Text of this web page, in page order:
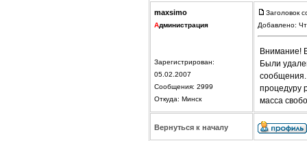
maxsimo
Администрация
Зарегистрирован:
05.02.2007
Сообщения: 2999
Откуда: Минск
Заголовок
Добавлено:
Внимание!
Были
сообщения.
процедуру
масса
Вернуться к началу